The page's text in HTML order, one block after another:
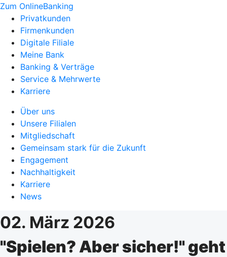
Zum OnlineBanking
Privatkunden
Firmenkunden
Digitale Filiale
Meine Bank
Banking & Verträge
Service & Mehrwerte
Karriere
Über uns
Unsere Filialen
Mitgliedschaft
Gemeinsam stark für die Zukunft
Engagement
Nachhaltigkeit
Karriere
News
02. März 2026
"Spielen? Aber sicher!" geht